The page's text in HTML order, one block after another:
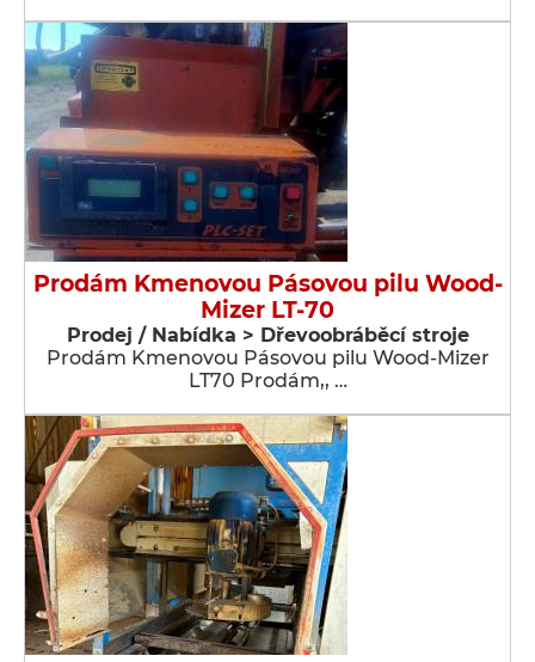
Prodám Kmenovou Pásovou pilu Wood-
Mizer LT-70
Prodej / Nabídka > Dřevoobráběcí stroje
Prodám Kmenovou Pásovou pilu Wood-Mizer
LT70 Prodám,, …